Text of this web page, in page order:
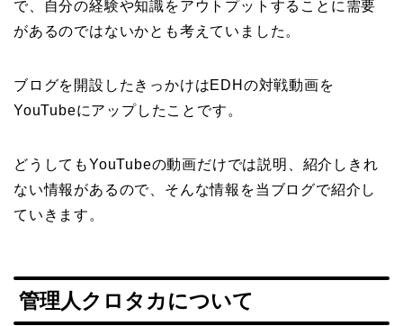
で、自分の経験や知識をアウトプットすることに需要
があるのではないかとも考えていました。
ブログを開設したきっかけはEDHの対戦動画を
YouTubeにアップしたことです。
どうしてもYouTubeの動画だけでは説明、紹介しきれ
ない情報があるので、そんな情報を当ブログで紹介し
ていきます。
管理人クロタカについて